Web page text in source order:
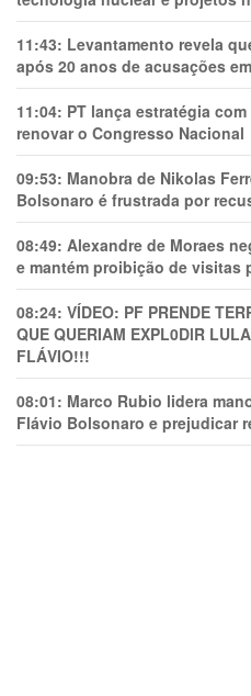
11:43: Levantamento revela
após 20 anos de acusações
11:04: PT lança estratégia
renovar o Congresso Nacional
09:53: Manobra de Nikolas
Bolsonaro é frustrada por
08:49: Alexandre de Moraes
e mantém proibição de visitas
08:24: VÍDEO: PF PRENDE
QUE QUERIAM EXPL0DlR
FLÁVIO!!!
08:01: Marco Rubio lidera
Flávio Bolsonaro e prejudicar